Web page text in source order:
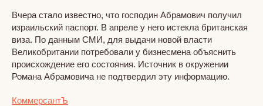
Вчера стало известно, что господин Абрамович получил
израильский паспорт. В апреле у него истекла британская
виза. По данным СМИ, для выдачи новой власти
Великобритании потребовали у бизнесмена объяснить
происхождение его состояния. Источник в окружении
Романа Абрамовича не подтвердил эту информацию.
КоммерсантЪ